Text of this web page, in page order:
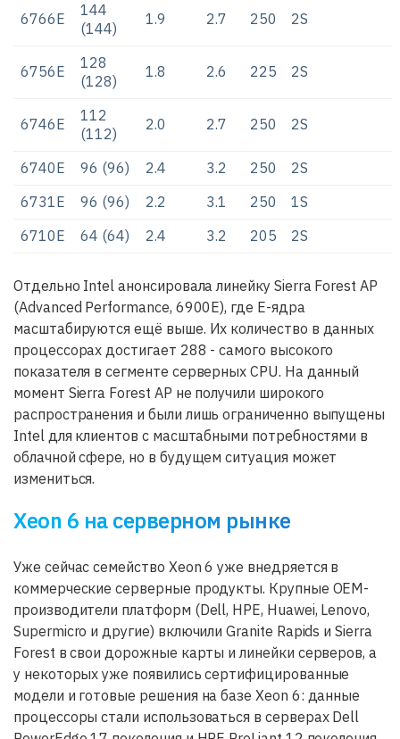
6766E
144
(144)
1.9 2.7 250 2S
6756E
128
(128)
1.8 2.6 225 2S
6746E
112
(112)
2.0 2.7 250 2S
6740E 96 (96) 2.4 3.2 250
2S
6731E
96 (96) 2.2 3.1 250
1S
6710E
64 (64) 2.4 3.2 205 2S
Отдельно Intel анонсировала линейку Sierra Forest AP
(Advanced Performance, 6900E), где E-ядра
масштабируются ещё выше. Их количество в данных
процессорах достигает 288 - самого высокого
показателя в сегменте серверных CPU. На данный
момент Sierra Forest AP не получили широкого
распространения и были лишь ограниченно выпущены
Intel для клиентов с масштабными потребностями в
облачной сфере, но в будущем ситуация может
измениться.
Xeon 6 на серверном рынке
Уже сейчас семейство Xeon 6 уже внедряется в
коммерческие серверные продукты. Крупные OEM-
производители платформ (Dell, HPE, Huawei, Lenovo,
Supermicro и другие) включили Granite Rapids и Sierra
Forest в свои дорожные карты и линейки серверов, а
у некоторых уже появились сертифицированные
модели и готовые решения на базе Xeon 6: данные
процессоры стали использоваться в серверах Dell